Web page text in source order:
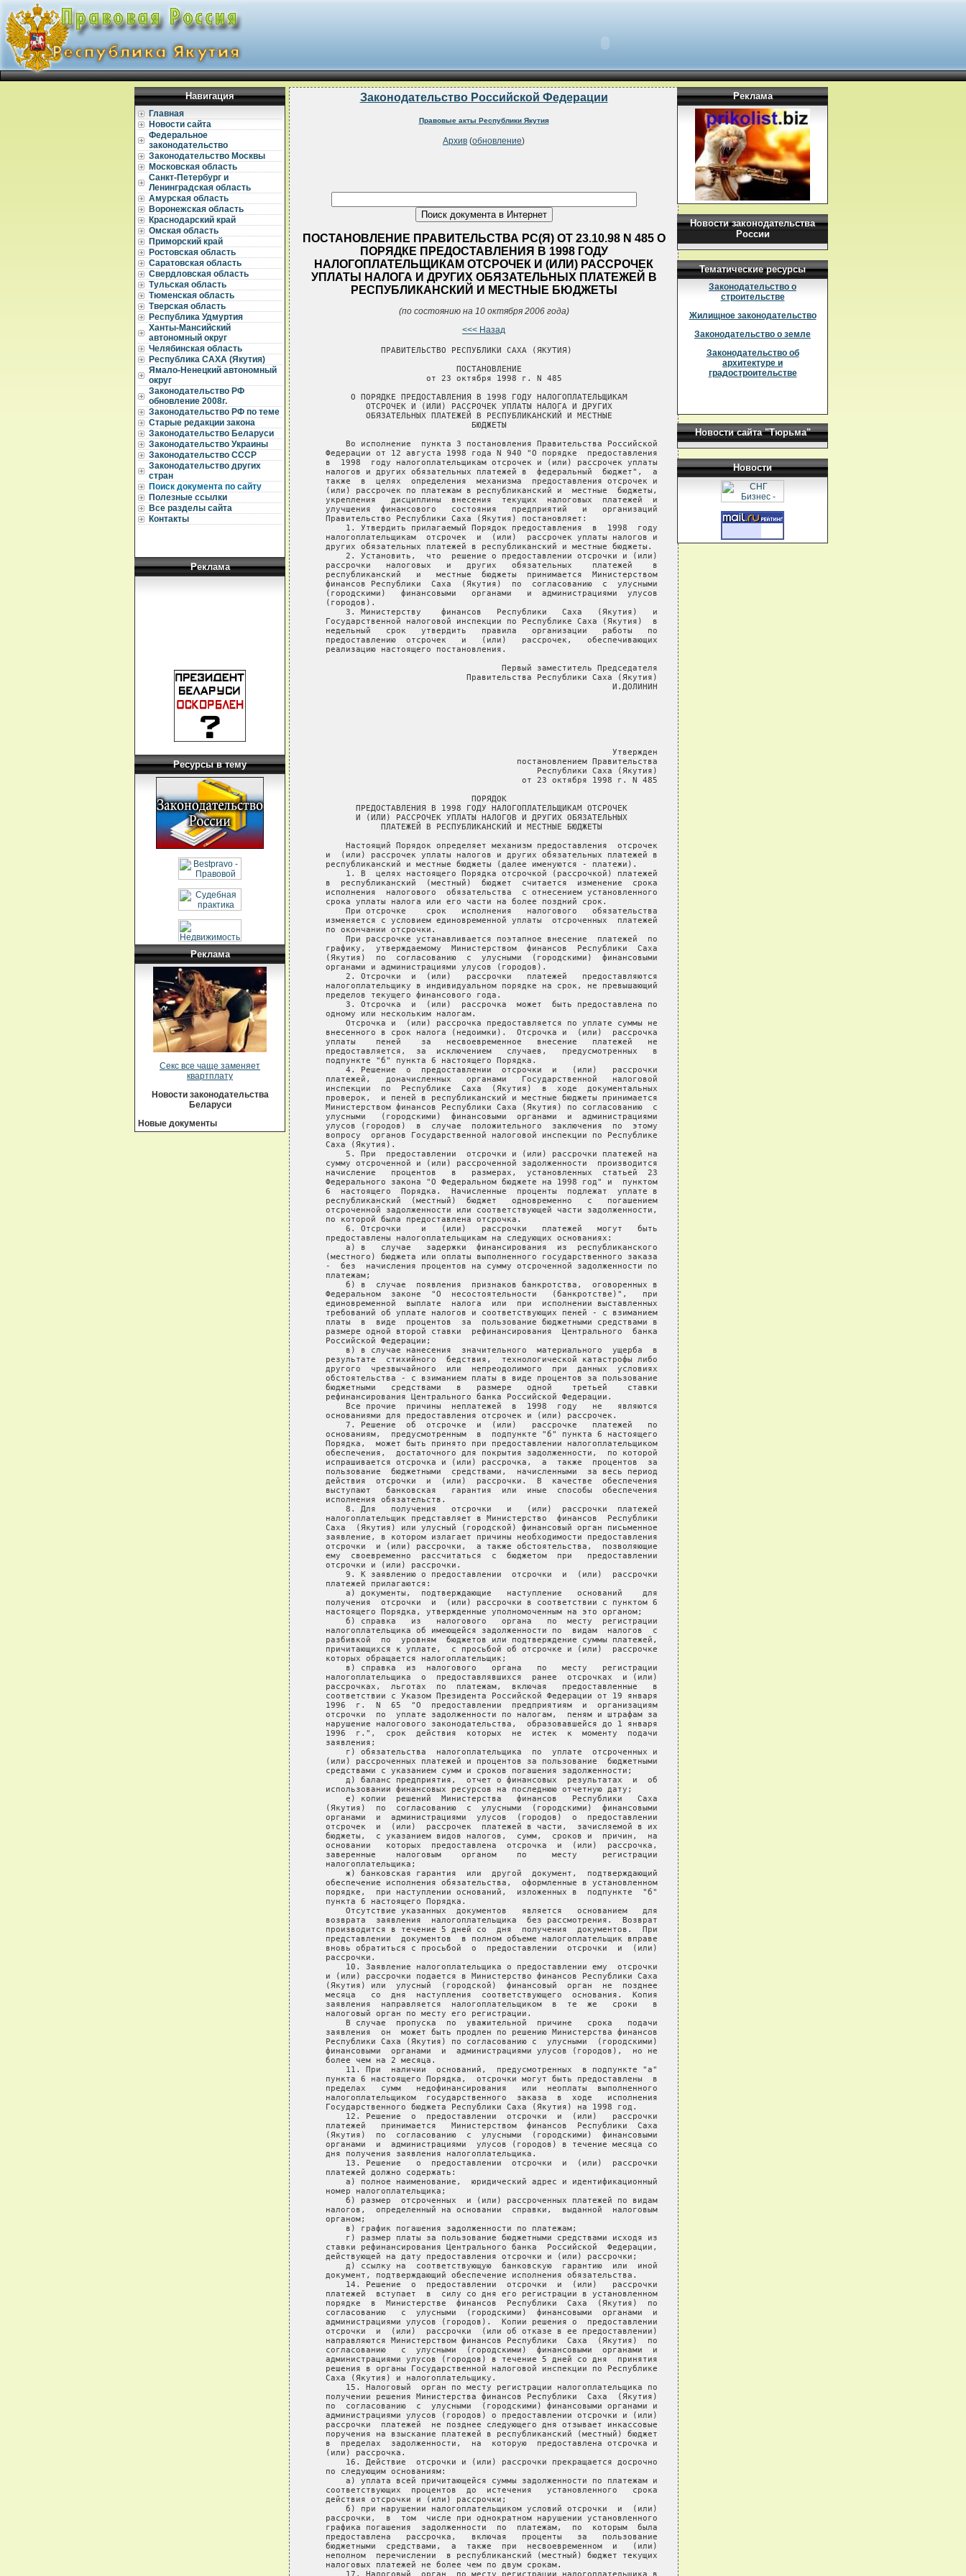
Навигация
Главная
Новости сайта
Федеральное
законодательство
Законодательство Москвы
Московская область
Санкт-Петербург и
Ленинградская область
Амурская область
Воронежская область
Краснодарский край
Омская область
Приморский край
Ростовская область
Саратовская область
Свердловская область
Тульская область
Тюменская область
Тверская область
Республика Удмуртия
Ханты-Мансийский
автономный округ
Челябинская область
Республика САХА (Якутия)
Ямало-Ненецкий автономный
округ
Законодательство РФ
обновление 2008г.
Законодательство РФ по теме
Старые редакции закона
Законодательство Беларуси
Законодательство Украины
Законодательство СССР
Законодательство других
стран
Поиск документа по сайту
Полезные ссылки
Все разделы сайта
Контакты
Реклама
Ресурсы в тему
Реклама
Секс все чаще заменяет
квартплату
Новости законодательства
Беларуси
Новые документы
Законодательство Российской Федерации
Правовые акты Республики Якутия
Архив (обновление)
ПОСТАНОВЛЕНИЕ ПРАВИТЕЛЬСТВА РС(Я) ОТ 23.10.98 N 485 О
ПОРЯДКЕ ПРЕДОСТАВЛЕНИЯ В 1998 ГОДУ
НАЛОГОПЛАТЕЛЬЩИКАМ ОТСРОЧЕК И (ИЛИ) РАССРОЧЕК
УПЛАТЫ НАЛОГА И ДРУГИХ ОБЯЗАТЕЛЬНЫХ ПЛАТЕЖЕЙ В
РЕСПУБЛИКАНСКИЙ И МЕСТНЫЕ БЮДЖЕТЫ
(по состоянию на 10 октября 2006 года)
<<< Назад
              ПРАВИТЕЛЬСТВО РЕСПУБЛИКИ САХА (ЯКУТИЯ)

                             ПОСТАНОВЛЕНИЕ
                       от 23 октября 1998 г. N 485

        О ПОРЯДКЕ ПРЕДОСТАВЛЕНИЯ В 1998 ГОДУ НАЛОГОПЛАТЕЛЬЩИКАМ
           ОТСРОЧЕК И (ИЛИ) РАССРОЧЕК УПЛАТЫ НАЛОГА И ДРУГИХ
           ОБЯЗАТЕЛЬНЫХ ПЛАТЕЖЕЙ В РЕСПУБЛИКАНСКИЙ И МЕСТНЫЕ
                                БЮДЖЕТЫ

       Во исполнение  пункта 3 постановления Правительства Российской
   Федерации от 12 августа 1998 года N 940 "О порядке  предоставления
   в  1998  году налогоплательщикам отсрочек и (или) рассрочек уплаты
   налогов и других обязательных платежей в  федеральный  бюджет",  а
   также  в  целях  определения  механизма  предоставления отсрочек и
   (или) рассрочек по платежам в республиканский и  местные  бюджеты,
   укрепления   дисциплины  внесения  текущих  налоговых  платежей  и
   улучшения  финансового   состояния   предприятий   и   организаций
   Правительство Республики Саха (Якутия) постановляет:
       1. Утвердить прилагаемый Порядок предоставления  в  1998  году
   налогоплательщикам  отсрочек  и  (или)  рассрочек уплаты налогов и
   других обязательных платежей в республиканский и местные бюджеты.
       2. Установить,  что  решение о предоставлении отсрочки и (или)
   рассрочки   налоговых   и   других   обязательных    платежей    в
   республиканский   и   местные  бюджеты  принимается  Министерством
   финансов Республики  Саха  (Якутия)  по  согласованию  с  улусными
   (городскими)   финансовыми   органами   и  администрациями  улусов
   (городов).
       3. Министерству    финансов   Республики   Саха   (Якутия)   и
   Государственной налоговой инспекции по Республике Саха (Якутия)  в
   недельный   срок   утвердить   правила   организации   работы   по
   предоставлению  отсрочек   и   (или)   рассрочек,   обеспечивающих
   реализацию настоящего постановления.

                                      Первый заместитель Председателя
                               Правительства Республики Саха (Якутия)
                                                            И.ДОЛИНИН






                                                            Утвержден
                                         постановлением Правительства
                                             Республики Саха (Якутия)
                                          от 23 октября 1998 г. N 485

                                ПОРЯДОК
         ПРЕДОСТАВЛЕНИЯ В 1998 ГОДУ НАЛОГОПЛАТЕЛЬЩИКАМ ОТСРОЧЕК
         И (ИЛИ) РАССРОЧЕК УПЛАТЫ НАЛОГОВ И ДРУГИХ ОБЯЗАТЕЛЬНЫХ
              ПЛАТЕЖЕЙ В РЕСПУБЛИКАНСКИЙ И МЕСТНЫЕ БЮДЖЕТЫ

       Настоящий Порядок определяет механизм предоставления  отсрочек
   и  (или) рассрочек уплаты налогов и других обязательных платежей в
   республиканский и местные бюджеты (далее именуются - платежи).
       1. В  целях настоящего Порядка отсрочкой (рассрочкой) платежей
   в  республиканский  (местный)  бюджет  считается  изменение  срока
   исполнения  налогового  обязательства  с отнесением установленного
   срока уплаты налога или его части на более поздний срок.
       При отсрочке    срок   исполнения   налогового   обязательства
   изменяется с условием единовременной уплаты  отсроченных  платежей
   по окончании отсрочки.
       При рассрочке устанавливается поэтапное внесение  платежей  по
   графику,  утверждаемому  Министерством  финансов  Республики  Саха
   (Якутия)  по  согласованию  с  улусными  (городскими)  финансовыми
   органами и администрациями улусов (городов).
       2. Отсрочки  и  (или)   рассрочки   платежей   предоставляются
   налогоплательщику в индивидуальном порядке на срок, не превышающий
   пределов текущего финансового года.
       3. Отсрочка  и  (или)  рассрочка  может  быть предоставлена по
   одному или нескольким налогам.
       Отсрочка и  (или) рассрочка предоставляется по уплате суммы не
   внесенного в срок налога (недоимки).  Отсрочка и  (или)  рассрочка
   уплаты    пеней    за   несвоевременное   внесение   платежей   не
   предоставляется,  за  исключением   случаев,   предусмотренных   в
   подпункте "б" пункта 6 настоящего Порядка.
       4. Решение  о  предоставлении  отсрочки  и   (или)   рассрочки
   платежей,   доначисленных   органами   Государственной   налоговой
   инспекции  по  Республике  Саха  (Якутия)  в  ходе  документальных
   проверок,  и пеней в республиканский и местные бюджеты принимается
   Министерством финансов Республики Саха (Якутия) по согласованию  с
   улусными   (городскими)  финансовыми  органами  и  администрациями
   улусов (городов)  в  случае  положительного  заключения  по  этому
   вопросу  органов Государственной налоговой инспекции по Республике
   Саха (Якутия).
       5. При  предоставлении  отсрочки и (или) рассрочки платежей на
   сумму отсроченной и (или) рассроченной задолженности  производится
   начисление   процентов   в   размерах,  установленных  статьей  23
   Федерального закона "О Федеральном бюджете на 1998 год" и  пунктом
   6  настоящего  Порядка.  Начисленные  проценты  подлежат  уплате в
   республиканский  (местный)  бюджет   одновременно   с   погашением
   отсроченной задолженности или соответствующей части задолженности,
   по которой была предоставлена отсрочка.
       6. Отсрочки    и   (или)   рассрочки   платежей   могут   быть
   предоставлены налогоплательщикам на следующих основаниях:
       а) в   случае   задержки  финансирования  из  республиканского
   (местного) бюджета или оплаты выполненного государственного заказа
   -  без  начисления процентов на сумму отсроченной задолженности по
   платежам;
       б) в  случае  появления  признаков банкротства,  оговоренных в
   Федеральном  законе  "О  несостоятельности   (банкротстве)",   при
   единовременной  выплате  налога  или  при  исполнении выставленных
   требований об уплате налогов и соответствующих пеней - с взиманием
   платы  в  виде  процентов  за  пользование бюджетными средствами в
   размере одной второй ставки  рефинансирования  Центрального  банка
   Российской Федерации;
       в) в случае нанесения  значительного  материального  ущерба  в
   результате  стихийного  бедствия,  технологической катастрофы либо
   другого  чрезвычайного  или  непреодолимого  при  данных  условиях
   обстоятельства - с взиманием платы в виде процентов за пользование
   бюджетными   средствами   в   размере   одной    третьей    ставки
   рефинансирования Центрального банка Российской Федерации.
       Все прочие  причины  неплатежей  в  1998  году   не   являются
   основаниями для предоставления отсрочек и (или) рассрочек.
       7. Решение  об  отсрочке  и  (или)   рассрочке   платежей   по
   основаниям,  предусмотренным  в  подпункте "б" пункта 6 настоящего
   Порядка,  может быть принято при предоставлении налогоплательщиком
   обеспечения,  достаточного для покрытия задолженности,  по которой
   испрашивается отсрочка и (или) рассрочка,  а  также  процентов  за
   пользование  бюджетными  средствами,  начисленными  за весь период
   действия  отсрочки  и  (или)  рассрочки.  В  качестве  обеспечения
   выступают   банковская   гарантия  или  иные  способы  обеспечения
   исполнения обязательств.
       8. Для   получения   отсрочки   и   (или)  рассрочки  платежей
   налогоплательщик представляет в Министерство  финансов  Республики
   Саха  (Якутия) или улусный (городской) финансовый орган письменное
   заявление, в котором излагает причины необходимости предоставления
   отсрочки  и (или) рассрочки,  а также обстоятельства,  позволяющие
   ему  своевременно  рассчитаться  с  бюджетом  при   предоставлении
   отсрочки и (или) рассрочки.
       9. К заявлению о предоставлении  отсрочки  и  (или)  рассрочки
   платежей прилагаются:
       а) документы,  подтверждающие   наступление   оснований    для
   получения  отсрочки  и  (или) рассрочки в соответствии с пунктом 6
   настоящего Порядка, утвержденные уполномоченным на это органом;
       б) справка   из   налогового   органа   по  месту  регистрации
   налогоплательщика об имеющейся задолженности по  видам  налогов  с
   разбивкой  по  уровням  бюджетов или подтверждение суммы платежей,
   причитающихся к уплате,  с просьбой об отсрочке и (или)  рассрочке
   которых обращается налогоплательщик;
       в) справка  из  налогового   органа   по   месту   регистрации
   налогоплательщика  о  предоставлявшихся  ранее  отсрочках  и (или)
   рассрочках,  льготах  по  платежам,  включая   предоставленные   в
   соответствии с Указом Президента Российской Федерации от 19 января
   1996  г.  N  65  "О  предоставлении  предприятиям  и  организациям
   отсрочки  по  уплате задолженности по налогам,  пеням и штрафам за
   нарушение налогового законодательства,  образовавшейся до 1 января
   1996  г.",  срок  действия  которых  не  истек  к  моменту  подачи
   заявления;
       г) обязательства  налогоплательщика  по  уплате  отсроченных и
   (или) рассроченных платежей и процентов за пользование  бюджетными
   средствами с указанием сумм и сроков погашения задолженности;
       д) баланс предприятия,  отчет о финансовых  результатах  и  об
   использовании финансовых ресурсов на последнюю отчетную дату;
       е) копии  решений  Министерства   финансов   Республики   Саха
   (Якутия)  по  согласованию  с  улусными  (городскими)  финансовыми
   органами  и  администрациями  улусов  (городов)  о  предоставлении
   отсрочек  и  (или)  рассрочек  платежей в части,  зачисляемой в их
   бюджеты,  с указанием видов налогов,  сумм,  сроков и  причин,  на
   основании   которых  предоставлена  отсрочка  и  (или)  рассрочка,
   заверенные    налоговым    органом    по     месту     регистрации
   налогоплательщика;
       ж) банковская гарантия  или  другой  документ,  подтверждающий
   обеспечение исполнения обязательства,  оформленные в установленном
   порядке,  при наступлении оснований,  изложенных в  подпункте  "б"
   пункта 6 настоящего Порядка.
       Отсутствие указанных  документов   является   основанием   для
   возврата  заявления  нало
Реклама
Новости законодательства
России
Тематические ресурсы
Законодательство о
строительстве
Жилищное законодательство
Законодательство о земле
Законодательство об
архитектуре и
градостроительстве
Новости сайта "Тюрьма"
Новости